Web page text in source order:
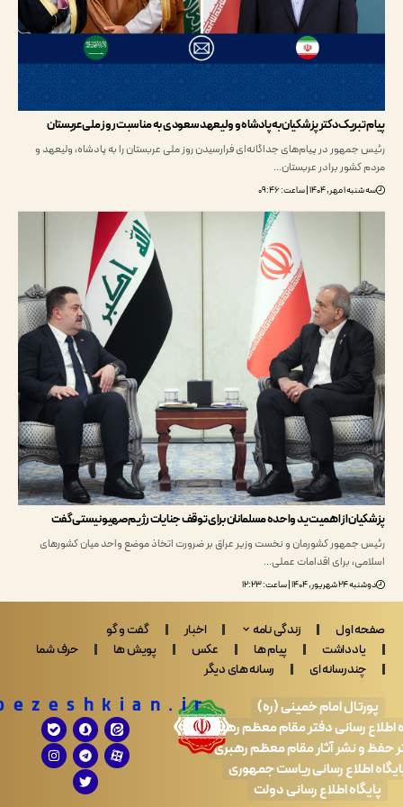
دکتر پزشکیان به پادشاه و ولیعهد سعودی به مناسبت روز ملی عربستان
در پیام‌های جداگانه‌ای فرارسیدن روز ملی عربستان را به پادشاه، ولیعهد و
برادر عربستان…
از اهمیت ید واحده‌ مسلمانان برای توقف جنایات رژیم صهیونیستی گفت
کشورمان و نخست وزیر عراق بر ضرورت اتخاذ موضع واحد میان کشورهای
برای اقدامات عملی…
اول زندگی نامه اخبار
گفت و گو
پیام ها عکس پویش ها
حرف شما
ای
رسانه های دیگر
امام خمینی (ره)
رسانی دفتر مقام معظم رهبری
آثار مقام معظم رهبری
رسانی ریاست جمهوری
اطلاع رسانی دولت
Drpezeshkian.ir